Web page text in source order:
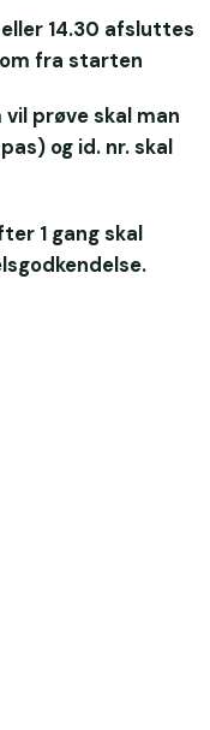
14.30 afsluttes
fra starten
skal man
og id. nr. skal
1 gang skal